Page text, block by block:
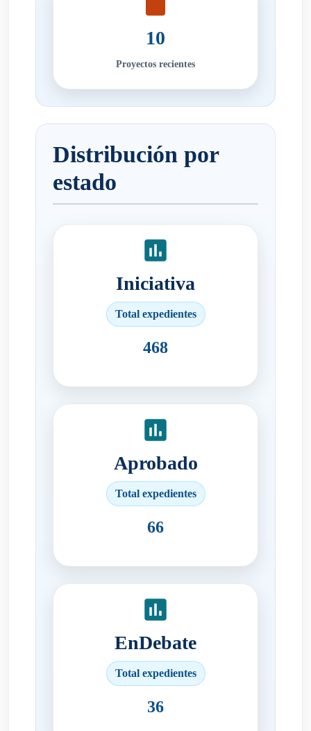
10
Proyectos recientes
Distribución por
estado
Iniciativa
Total expedientes
468
Aprobado
Total expedientes
66
EnDebate
Total expedientes
36